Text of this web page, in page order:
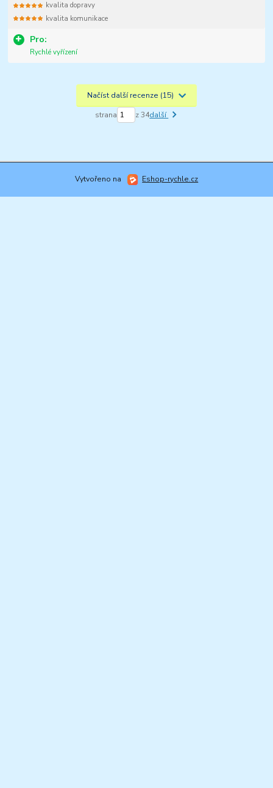
Pro:
Rychlé vyřízení
kvalita dopravy
kvalita komunikace
Načíst další recenze (15)
strana z 34další
Vytvořeno na Eshop-rychle.cz